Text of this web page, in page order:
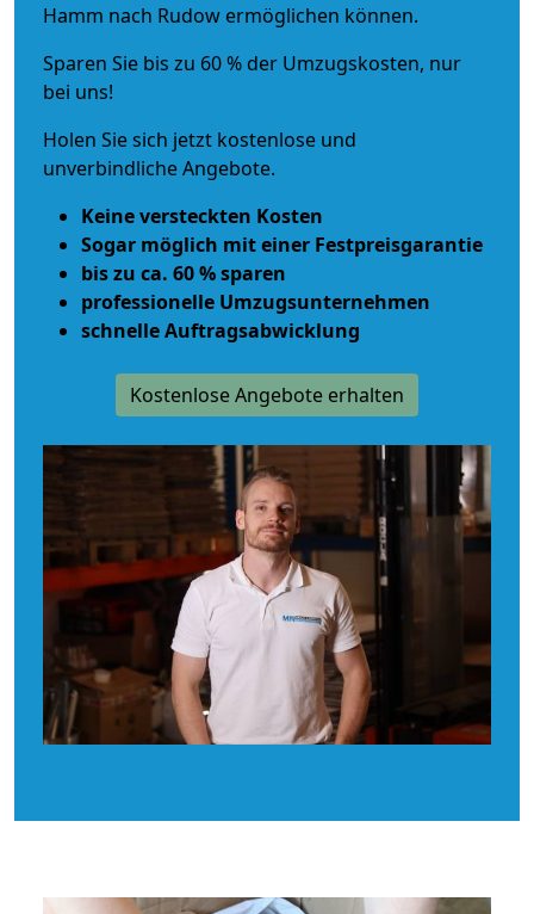
Hamm nach Rudow ermöglichen können.
Sparen Sie bis zu 60 % der Umzugskosten, nur
bei uns!
Holen Sie sich jetzt kostenlose und
unverbindliche Angebote.
Keine versteckten Kosten
Sogar möglich mit einer Festpreisgarantie
bis zu ca. 60 % sparen
professionelle Umzugsunternehmen
schnelle Auftragsabwicklung
Kostenlose Angebote erhalten